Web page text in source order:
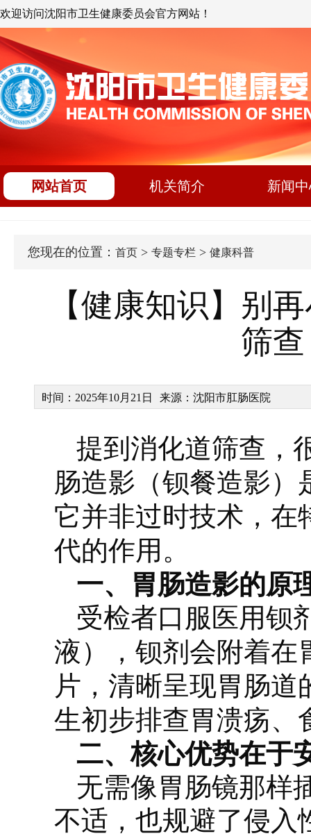
欢迎访问沈阳市卫生健康委员会官方网站！
网站首页 机关简介 新闻
您现在的位置： 首页 > 专题专栏 > 健康科普
【健康知识】别
筛
时间：2025年10月21日 来源：沈阳市肛肠医院
提到消化道筛查，
肠造影（钡餐造影）
它并非过时技术，在
代的作用。
一、胃肠造影的原
受检者口服医用钡
液），钡剂会附着在
片，清晰呈现胃肠
生初步排查胃溃疡、
二、核心优势在于
无需像胃肠镜那样
不适，也规避了侵入